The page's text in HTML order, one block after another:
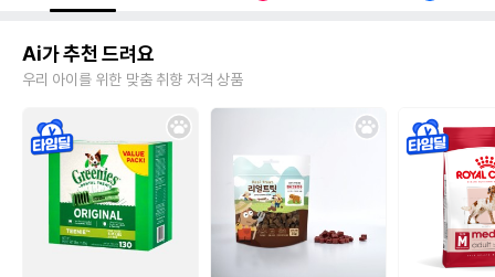
Ai가 추천 드려요
우리 아이를 위한 맞춤 취향 저격 상품